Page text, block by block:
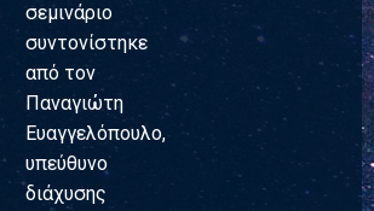
σεμινάριο
συντονίστηκε
από τον
Παναγιώτη
Ευαγγελόπουλο,
υπεύθυνο
διάχυσης